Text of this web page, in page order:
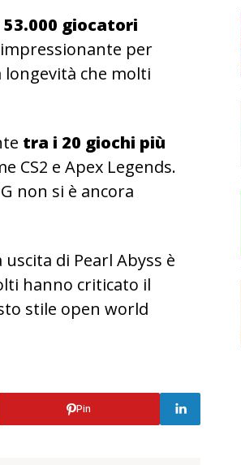
giocatori
per
che molti
tra i 20 giochi più
CS2 e Apex Legends.
non si è ancora
di Pearl Abyss è
hanno criticato il
stile open world
Pin